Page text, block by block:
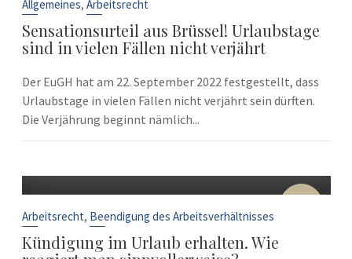
Allgemeines, Arbeitsrecht
Sensationsurteil aus Brüssel! Urlaubstage
sind in vielen Fällen nicht verjährt
Der EuGH hat am 22. September 2022 festgestellt, dass
Urlaubstage in vielen Fällen nicht verjährt sein dürften.
Die Verjährung beginnt nämlich...
10
Arbeitsrecht, Beendigung des Arbeitsverhältnisses
Kündigung im Urlaub erhalten. Wie